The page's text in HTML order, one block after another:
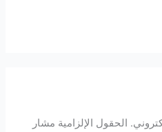
الحقول الإلزامية مشار